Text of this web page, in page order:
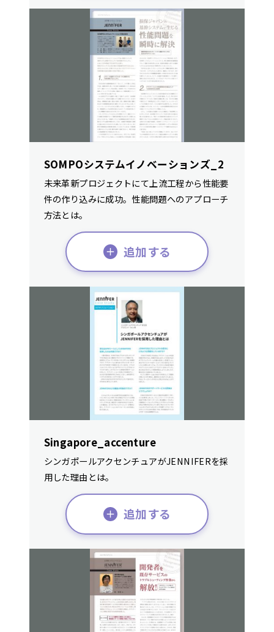
SOMPOシステムイノベーションズ_2
未来革新プロジェクトにて上流工程から性能要
件の作り込みに成功。性能問題へのアプローチ
方法とは。
追加する
Singapore_accenture
シンガポールアクセンチュアがJENNIFERを採
用した理由とは。
追加する